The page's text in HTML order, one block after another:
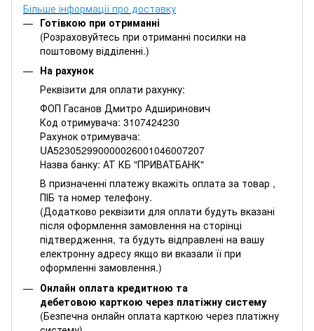
Більше інформації про доставку
Готівкою при отриманні
(Розраховуйтесь при отриманні посилки на
поштовому відділенні.)
На рахунок
Реквізити для оплати рахунку:
ФОП Гасанов Дмитро Адширинович
Код отримувача: 3107424230
Рахунок отримувача:
UA523052990000026001046007207
Назва банку: АТ КБ "ПРИВАТБАНК"
В призначенні платежу вкажіть оплата за товар ,
ПІБ та номер телефону.
(Додатково реквізити для оплати будуть вказані
після оформлення замовлення на сторінці
підтвердження, та будуть відправлені на вашу
електронну адресу якщо ви вказали її при
оформленні замовлення.)
Онлайн оплата кредитною та
дебетовою карткою через платіжну систему
(Безпечна онлайн оплата карткою через платіжну